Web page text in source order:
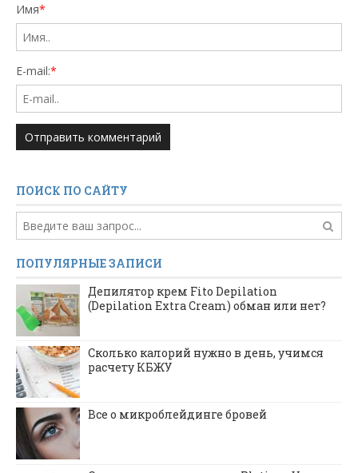
Имя*
E-mail:*
ПОИСК ПО САЙТУ
ПОПУЛЯРНЫЕ ЗАПИСИ
Депилятор крем Fito Depilation
(Depilation Extra Cream) обман или нет?
Сколько калорий нужно в день, учимся
расчету КБЖУ
Все о микроблейдинге бровей